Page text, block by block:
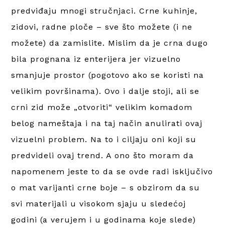
predviđaju mnogi stručnjaci. Crne kuhinje,
zidovi, radne ploče – sve što možete (i ne
možete) da zamislite. Mislim da je crna dugo
bila prognana iz enterijera jer vizuelno
smanjuje prostor (pogotovo ako se koristi na
velikim površinama). Ovo i dalje stoji, ali se
crni zid može „otvoriti“ velikim komadom
belog nameštaja i na taj način anulirati ovaj
vizuelni problem. Na to i ciljaju oni koji su
predvideli ovaj trend. A ono što moram da
napomenem jeste to da se ovde radi isključivo
o mat varijanti crne boje – s obzirom da su
svi materijali u visokom sjaju u sledećoj
godini (a verujem i u godinama koje slede)